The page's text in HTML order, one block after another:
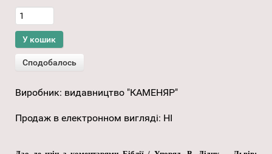
Виробник: видавництво "КАМЕНЯР"
Продаж в електронном вигляді: НІ